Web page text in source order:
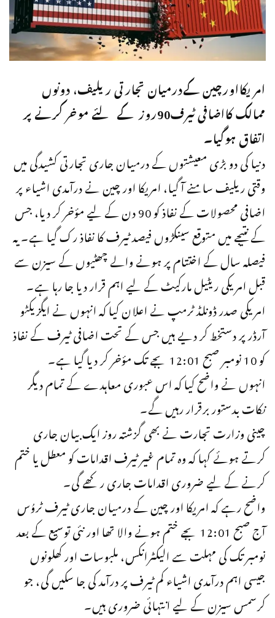
امریکااورچین کےدرمیان تجارتی ریلیف، دونوں
ممالک کااضافی ٹیرف90روز کے لئے موخر کرنے پر
اتفاق ہوگیا۔
دنیا کی دو بڑی معیشتوں کے درمیان جاری تجارتی کشیدگی میں
وقتی ریلیف سامنے آ گیا، امریکا اور چین نے درآمدی اشیاء پر
اضافی محصولات کے نفاذ کو 90 دن کے لیے مؤخر کر دیا، جس
کے نتیجے میں متوقع سینکڑوں فیصد ٹیرف کا نفاذ رک گیا ہے۔ یہ
فیصلہ سال کے اختتام پر ہونے والے چھٹیوں کے سیزن سے
قبل امریکی ریٹیل مارکیٹ کے لیے اہم قرار دیا جا رہا ہے۔
امریکی صدر ڈونلڈ ٹرمپ نے اعلان کیا کہ انہوں نے ایگزیکٹو
آرڈر پر دستخط کر دیے ہیں جس کے تحت اضافی ٹیرف کے نفاذ
کو 10 نومبر صبح 12:01 بجے تک مؤخر کر دیا گیا ہے۔
انہوں نے واضح کیا کہ اس عبوری معاہدے کے تمام دیگر
نکات بدستور برقرار رہیں گے۔
چینی وزارت تجارت نے بھی گزشتہ روز ایک بیان جاری
کرتے ہوئے کہا کہ وہ تمام غیر ٹیرف اقدامات کو معطل یا ختم
کرنے کے لیے ضروری اقدامات جاری رکھے گی۔
واضح رہے کہ امریکا اور چین کے درمیان جاری ٹیرف ٹروُس
آج صبح 12:01 بجے ختم ہونے والا تھا اور نئی توسیع کے بعد
نومبر تک کی مہلت سے الیکٹرانکس، ملبوسات اور کھلونوں
جیسی اہم درآمدی اشیاء کم ٹیرف پر درآمد کی جا سکیں گی، جو
کرسمس سیزن کے لیے انتہائی ضروری ہیں۔